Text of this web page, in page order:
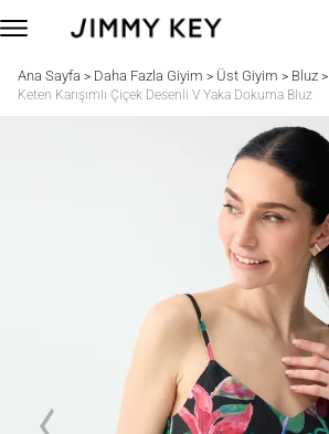
Ana Sayfa > Daha Fazla Giyim > Üst Giyim > Bluz>
Keten Karışımlı Çiçek Desenli V Yaka Dokuma Bluz